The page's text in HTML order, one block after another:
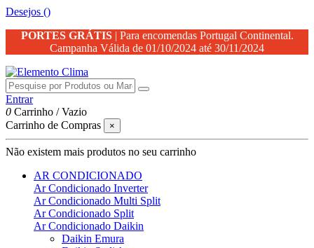
Desejos ()
PORTES GRÁTIS| Para encomendas Portugal Continental.
Campanha Válida de 01/10/2024 até 30/11/2024
Entrar
0 Carrinho /Vazio
Carrinho de Compras
×
Não existem mais produtos no seu carrinho
AR CONDICIONADO
Ar Condicionado Inverter
Ar Condicionado Multi Split
Ar Condicionado Split
Ar Condicionado Daikin
Daikin Emura